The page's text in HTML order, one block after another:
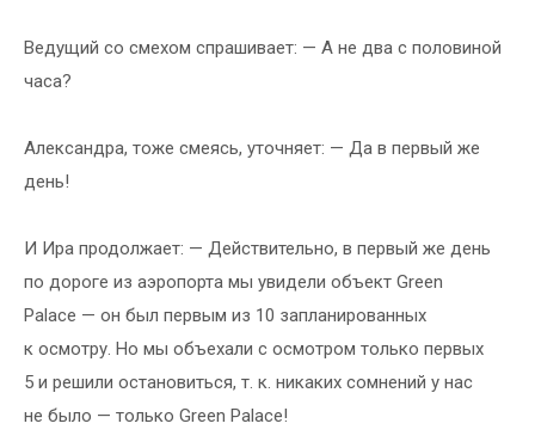
Ведущий со смехом спрашивает: — А не два с половиной
часа?
Александра, тоже смеясь, уточняет: — Да в первый же
день!
И Ира продолжает: — Действительно, в первый же день
по дороге из аэропорта мы увидели объект Green
Palace — он был первым из 10 запланированных
к осмотру. Но мы объехали с осмотром только первых
5 и решили остановиться, т. к. никаких сомнений у нас
не было — только Green Palace!